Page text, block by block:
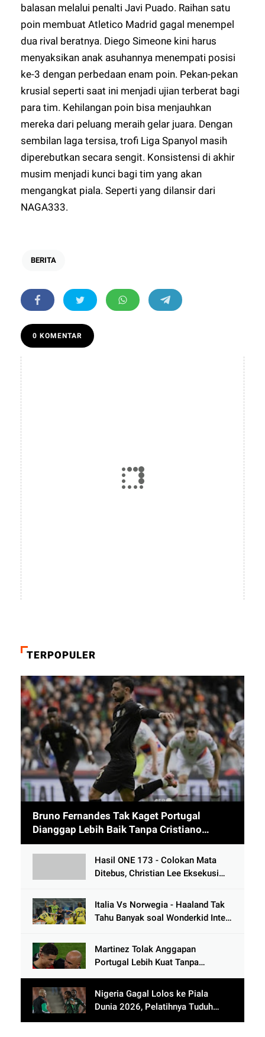
balasan melalui penalti Javi Puado. Raihan satu
poin membuat Atletico Madrid gagal menempel
dua rival beratnya. Diego Simeone kini harus
menyaksikan anak asuhannya menempati posisi
ke-3 dengan perbedaan enam poin. Pekan-pekan
krusial seperti saat ini menjadi ujian terberat bagi
para tim. Kehilangan poin bisa menjauhkan
mereka dari peluang meraih gelar juara. Dengan
sembilan laga tersisa, trofi Liga Spanyol masih
diperebutkan secara sengit. Konsistensi di akhir
musim menjadi kunci bagi tim yang akan
mengangkat piala. Seperti yang dilansir dari
NAGA333.
BERITA
0 KOMENTAR
TERPOPULER
Bruno Fernandes Tak Kaget Portugal
Dianggap Lebih Baik Tanpa Cristiano
Ronaldo usai Cetak 9 Gol
Hasil ONE 173 - Colokan Mata
Ditebus, Christian Lee Eksekusi
Lutut
Italia Vs Norwegia - Haaland Tak
Tahu Banyak soal Wonderkid Inter
Martinez Tolak Anggapan
Portugal Lebih Kuat Tanpa
di Bawah Thailand
Nigeria Gagal Lolos ke Piala
Dunia 2026, Pelatihnya Tuduh
Lawan Pakai Dukun